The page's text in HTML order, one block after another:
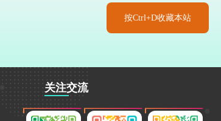
按Ctrl+D收藏本站
关注交流